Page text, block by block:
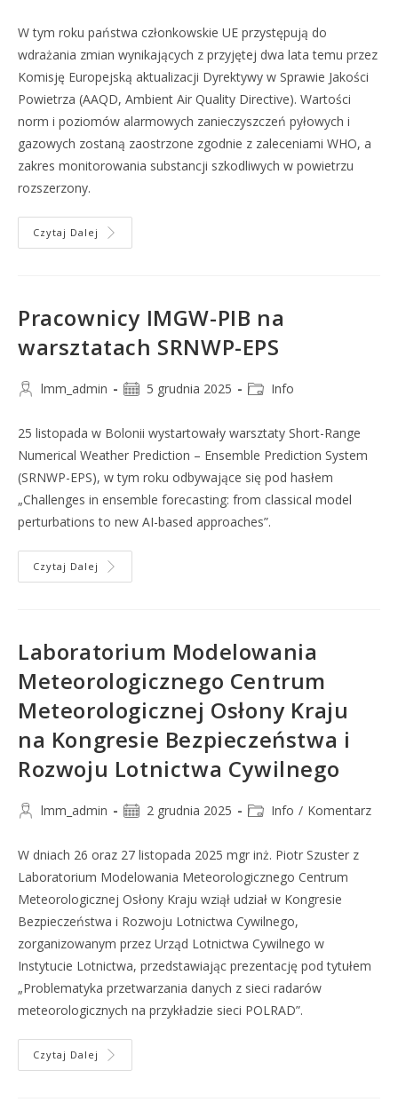
W tym roku państwa członkowskie UE przystępują do
wdrażania zmian wynikających z przyjętej dwa lata temu przez
Komisję Europejską aktualizacji Dyrektywy w Sprawie Jakości
Powietrza (AAQD, Ambient Air Quality Directive). Wartości
norm i poziomów alarmowych zanieczyszczeń pyłowych i
gazowych zostaną zaostrzone zgodnie z zaleceniami WHO, a
zakres monitorowania substancji szkodliwych w powietrzu
rozszerzony.
Czytaj Dalej
Pracownicy IMGW-PIB na
warsztatach SRNWP-EPS
lmm_admin 5 grudnia 2025 Info
25 listopada w Bolonii wystartowały warsztaty Short-Range
Numerical Weather Prediction – Ensemble Prediction System
(SRNWP-EPS), w tym roku odbywające się pod hasłem
„Challenges in ensemble forecasting: from classical model
perturbations to new AI-based approaches”.
Czytaj Dalej
Laboratorium Modelowania
Meteorologicznego Centrum
Meteorologicznej Osłony Kraju
na Kongresie Bezpieczeństwa i
Rozwoju Lotnictwa Cywilnego
lmm_admin 2 grudnia 2025 Info / Komentarz
W dniach 26 oraz 27 listopada 2025 mgr inż. Piotr Szuster z
Laboratorium Modelowania Meteorologicznego Centrum
Meteorologicznej Osłony Kraju wziął udział w Kongresie
Bezpieczeństwa i Rozwoju Lotnictwa Cywilnego,
zorganizowanym przez Urząd Lotnictwa Cywilnego w
Instytucie Lotnictwa, przedstawiając prezentację pod tytułem
„Problematyka przetwarzania danych z sieci radarów
meteorologicznych na przykładzie sieci POLRAD”.
Czytaj Dalej